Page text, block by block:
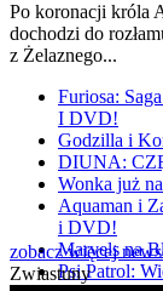
Po koronacji króla
dochodzi do
z Żelaznego...
Furiosa:
I DVD!
Godzilla i
DIUNA:
Wonka już
Aquaman i
i DVD!
Marvels na
Psi Patrol:
zobacz więcej
Zwiastuny